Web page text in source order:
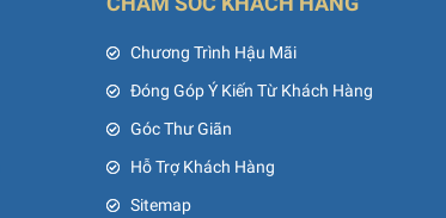
Chương Trình Hậu Mãi
Đóng Góp Ý Kiến Từ Khách Hàng
Góc Thư Giãn
Hỗ Trợ Khách Hàng
Sitemap